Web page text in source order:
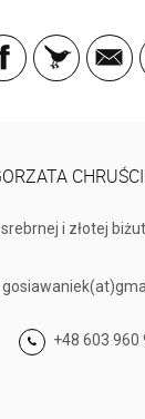
i złotej
+48 603 960